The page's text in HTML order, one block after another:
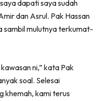
dapati saya sudah
dan Asrul. Pak Hassan
sambil mulutnya terkumat-
ni,” kata Pak
soal. Selesai
khemah, kami terus